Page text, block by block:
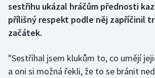
Dostihy
sestřihu ukázal hráčům přednosti
přílišný respekt podle něj zapříčinil
začátek.
"Sestříhal jsem klukům to, co umějí
a oni si možná řekli, že to se bránit